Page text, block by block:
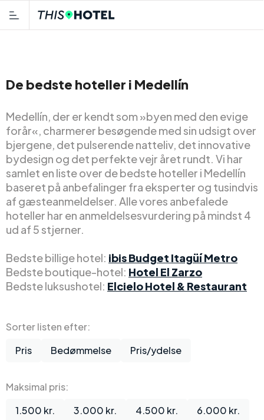
De bedste hoteller i Medellín
Medellín, der er kendt som »byen med den evige
forår«, charmerer besøgende med sin udsigt over
bjergene, det pulserende natteliv, det innovative
bydesign og det perfekte vejr året rundt. Vi har
samlet en liste over de bedste hoteller i Medellín
baseret på anbefalinger fra eksperter og tusindvis
af gæsteanmeldelser. Alle vores anbefalede
hoteller har en anmeldelsesvurdering på mindst 4
ud af 5 stjerner.
Bedste billige hotel: ibis Budget Itagüí Metro
Bedste boutique-hotel: Hotel El Zarzo
Bedste luksushotel: Elcielo Hotel & Restaurant
Sorter listen efter:
Pris
Bedømmelse Pris/ydelse
Maksimal pris:
1.500 kr.
3.000 kr. 4.500 kr.
6.000 kr.